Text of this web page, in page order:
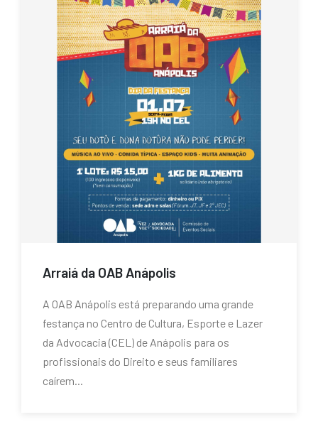
Arraiá da OAB Anápolis
A OAB Anápolis está preparando uma grande
festança no Centro de Cultura, Esporte e Lazer
da Advocacia (CEL) de Anápolis para os
profissionais do Direito e seus familiares
caírem...